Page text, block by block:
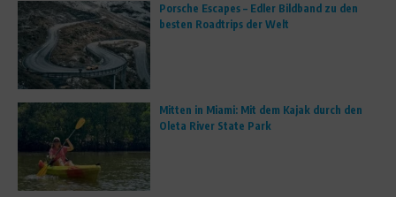
Porsche Escapes – Edler Bildband zu den
besten Roadtrips der Welt
Mitten in Miami: Mit dem Kajak durch den
Oleta River State Park